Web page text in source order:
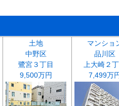
土地
中野区
鷺宮３丁目
9,500万円
マンショ
品川区
上大崎２
7,499万